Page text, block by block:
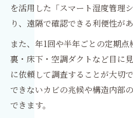
を活用した「スマート湿度管理
り、遠隔で確認できる利便性があ
また、年1回や半年ごとの定期
裏・床下・空調ダクトなど目に
に依頼して調査することが大切
できないカビの兆候や構造内部
できます。